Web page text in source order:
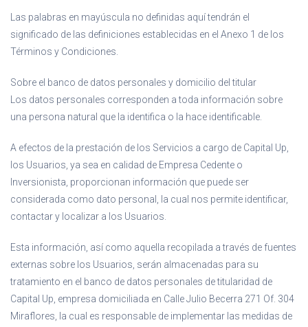
Las palabras en mayúscula no definidas aquí tendrán el
significado de las definiciones establecidas en el Anexo 1 de los
Términos y Condiciones.
Sobre el banco de datos personales y domicilio del titular
Los datos personales corresponden a toda información sobre
una persona natural que la identifica o la hace identificable.
A efectos de la prestación de los Servicios a cargo de Capital Up,
los Usuarios, ya sea en calidad de Empresa Cedente o
Inversionista, proporcionan información que puede ser
considerada como dato personal, la cual nos permite identificar,
contactar y localizar a los Usuarios.
Esta información, así como aquella recopilada a través de fuentes
externas sobre los Usuarios, serán almacenadas para su
tratamiento en el banco de datos personales de titularidad de
Capital Up, empresa domiciliada en Calle Julio Becerra 271 Of. 304
Miraflores, la cual es responsable de implementar las medidas de